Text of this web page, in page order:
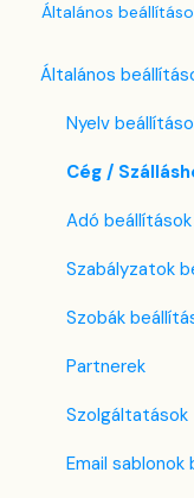
Általános
Általános
Nyelv
Cég /
Adó beállítások
Szabályzatok
Szobák
Partnerek
Szolgáltatások
Email sablonok